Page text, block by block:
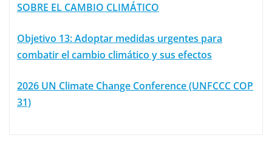
SOBRE EL CAMBIO CLIMÁTICO
Objetivo 13: Adoptar medidas urgentes para
combatir el cambio climático y sus efectos
2026 UN Climate Change Conference (UNFCCC COP
31)